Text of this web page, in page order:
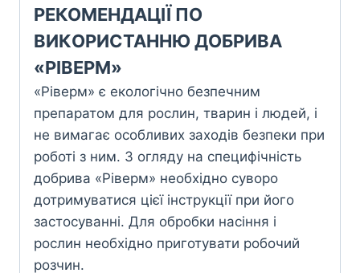
РЕКОМЕНДАЦІЇ ПО
BИКOPИCTAHНЮ ДОБРИВА
«PIBEPM»
«Ріверм» є екологічно безпечним
препаратом для рослин, тварин i людей, i
не вимагає особливих заходів безпеки при
роботі з ним. 3 огляду на специфічність
добрива «Ріверм» необхідно суворо
дотримуватися цієї інструкції при його
застосуванні. Для обробки насіння i
рослин необхідно приготувати робочий
розчин.